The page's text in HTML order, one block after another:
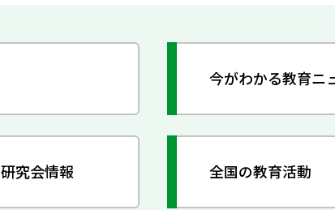
今がわかる教育ニ
研究会情報 全国の教育活動